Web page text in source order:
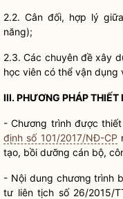
2.2. Cân đối, hợp lý
năng);
2.3. Các chuyên đề xây
học viên có thể vận dụng
III. PHƯƠNG PHÁP THIẾT
- Chương trình được
định số 101/2017/NĐ-CP
tạo, bồi dưỡng cán bộ,
- Nội dung chương trình
tư liên tịch số 26/2015/